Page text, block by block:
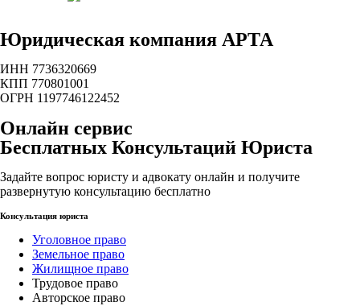
Юридическая компания АРТА
ИНН 7736320669
КПП 770801001
ОГРН 1197746122452
Онлайн сервис
Бесплатных Консультаций Юриста
Задайте вопрос юристу и адвокату онлайн и получите
развернутую консультацию бесплатно
Консультация юриста
Уголовное право
Земельное право
Жилищное право
Трудовое право
Авторское право